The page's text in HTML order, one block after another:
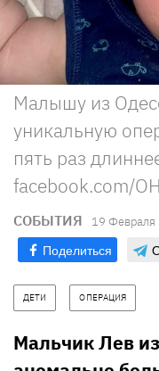
Малышу из
уникальную
пять раз
facebook.com/
СОБЫТИЯ 19
Поделиться
ДЕТИ ОПЕРАЦИЯ
Мальчик Лев